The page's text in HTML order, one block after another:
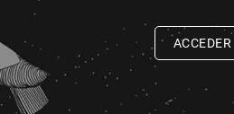
ACCEDER